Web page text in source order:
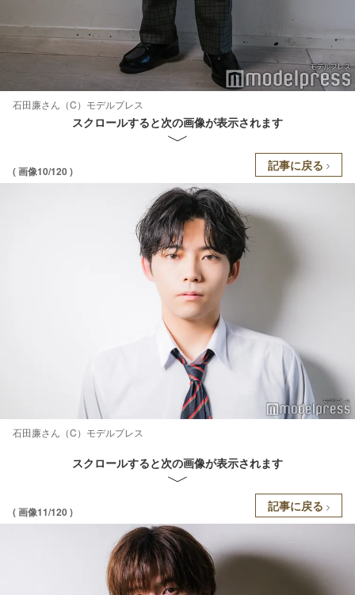
石田廉さん（C）モデルプレス
スクロールすると次の画像が表示されます
( 画像10/120 ) 記事に戻る
石田廉さん（C）モデルプレス
スクロールすると次の画像が表示されます
( 画像11/120 ) 記事に戻る